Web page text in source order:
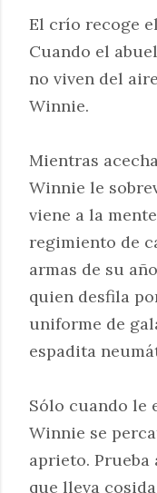
El crío recoge
Cuando el
no viven del
Winnie.
Mientras
Winnie le
viene a la
regimiento de
armas de su
quien desfila
uniforme de
espadita
Sólo cuando le
Winnie se
aprieto. Prueba
que lleva